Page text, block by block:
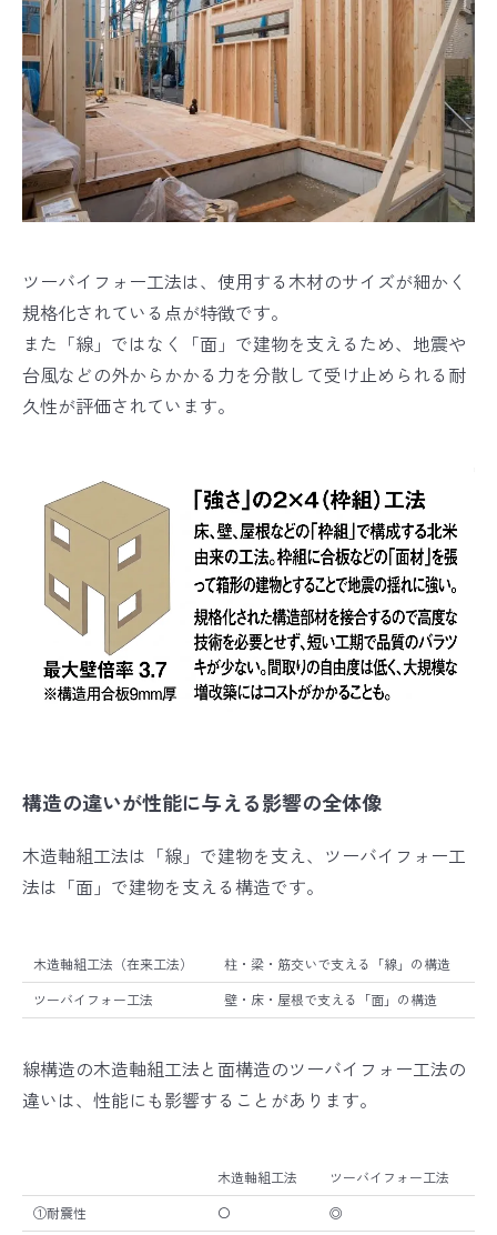
ツーバイフォー工法は、使用する木材のサイズが細かく
規格化されている点が特徴です。
また「線」ではなく「面」で建物を支えるため、地震や
台風などの外からかかる力を分散して受け止められる耐
久性が評価されています。
構造の違いが性能に与える影響の全体像
木造軸組工法は「線」で建物を支え、ツーバイフォー工
法は「面」で建物を支える構造です。
木造軸組工法（在来工法） 柱・梁・筋交いで支える「線」の構造
ツーバイフォー工法 壁・床・屋根で支える「面」の構造
線構造の木造軸組工法と面構造のツーバイフォー工法の
違いは、性能にも影響することがあります。
木造軸組工法 ツーバイフォー工法
①耐震性 〇 ◎